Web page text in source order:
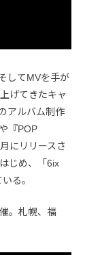
してMVを手が
げてきたキャ
アルバム制作
『POP
にリリースさ
じめ、「6ix
る。
。札幌、福